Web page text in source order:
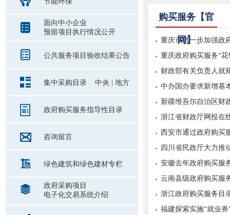
面向中小企业
预留项目执行情况公开
公共服务项目验收结果公告
集中采购目录中央 |地方
政府购买服务指导性目录
咨询留言
绿色建筑和绿色建材专栏
政府采购项目
电子化交易系统介绍
购买服务【官
网】
重庆市进一步加强政
重庆政府购买服务“
财政部有关负责人就
中办国办要求新增基
新疆维吾尔自治区财
浙江省财政厅网投在
务...
西安市通过政府购买
四川省民政厅大力推
安徽去年政府购买服
云南县级政府购买服
浙江政府购买服务目
福建探索实施“就业券